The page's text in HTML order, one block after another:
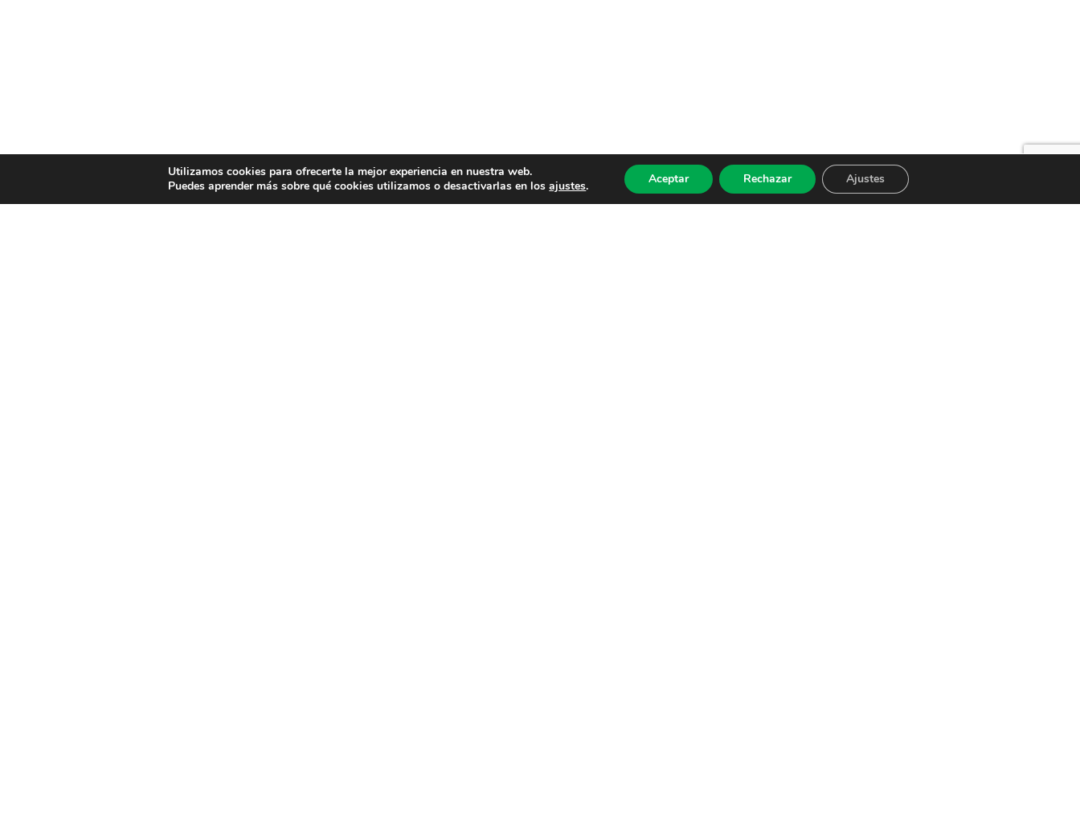
Utilizamos cookies para ofrecerte la mejor experiencia en nuestra web.
Puedes aprender más sobre qué cookies utilizamos o desactivarlas en losajustes. Aceptar Rechazar Ajustes